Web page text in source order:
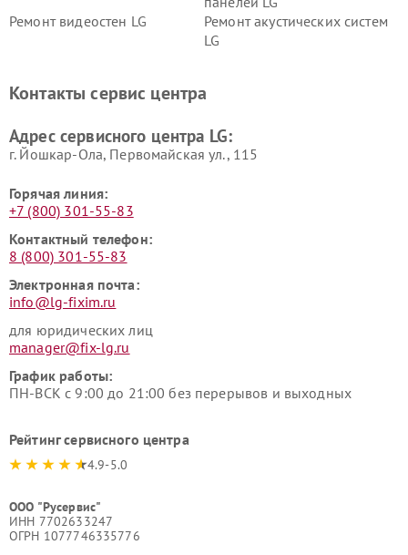
Ремонт видеостен LG
Ремонт акустических систем
LG
Ремонт морозильных камер
Ремонт вертикальных
Контакты сервис центра
Адрес сервисного центра LG:
г. Йошкар-Ола, Первомайская ул., 115
Горячая линия:
+7 (800) 301-55-83
Контактный телефон:
8 (800) 301-55-83
Электронная почта:
info@lg-fixim.ru
для юридических лиц
manager@fix-lg.ru
График работы:
ПН-ВСК с 9:00 до 21:00 без перерывов и выходных
Рейтинг сервисного центра
4.9-5.0
ООО "Русервис"
ИНН 7702633247
ОГРН 1077746335776